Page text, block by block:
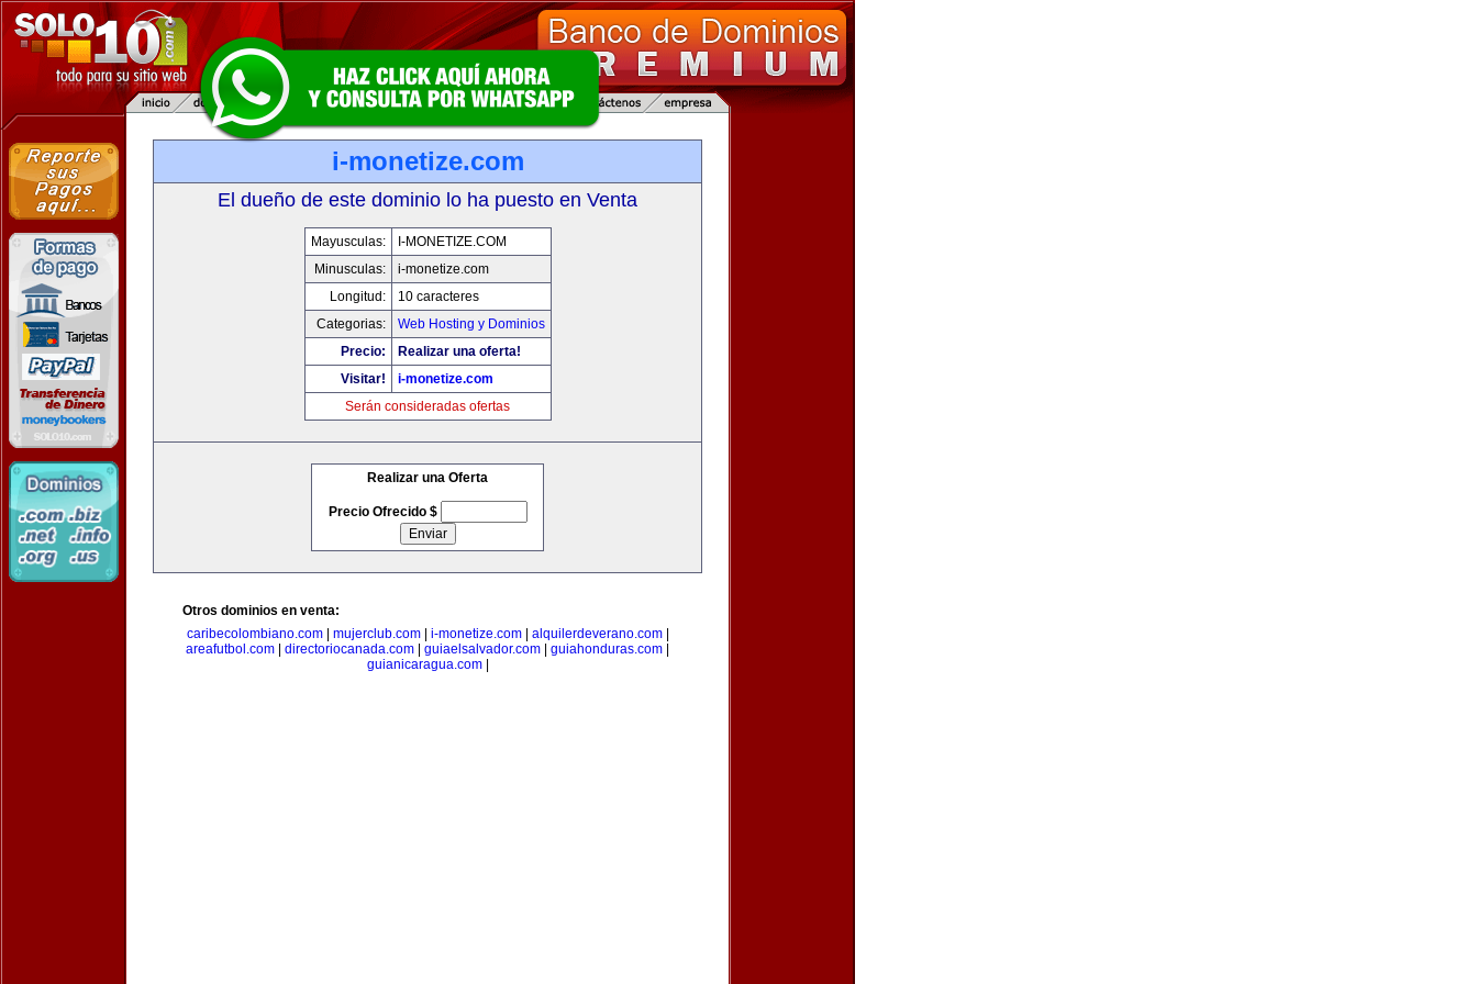
i-monetize.com
El dueño de este dominio lo ha puesto en Venta
Mayusculas:
I-MONETIZE.COM
Minusculas:
i-monetize.com
Longitud:
10 caracteres
Categorias:
Web Hosting y Dominios
Precio:
Realizar una oferta!
Visitar!
i-monetize.com
Serán consideradas ofertas
Realizar una Oferta
Precio Ofrecido $
Otros dominios en venta:
caribecolombiano.com| mujerclub.com| i-monetize.com| alquilerdeverano.com|
areafutbol.com
directoriocanada.com guiaelsalvador.com guiahonduras.com
guianicaragua.com|